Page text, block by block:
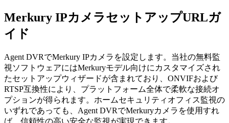
Merkury IPカメラセットアップURLガ
イド
Agent DVRでMerkury IPカメラを設定します。当社の無料監
視ソフトウェアにはMerkuryモデル向けにカスタマイズされ
たセットアップウィザードが含まれており、ONVIFおよび
RTSP互換性により、プラットフォーム全体で柔軟な接続オ
プションが得られます。ホームセキュリティオフィス監視の
いずれであっても、Agent DVRでMerkuryカメラを使用すれ